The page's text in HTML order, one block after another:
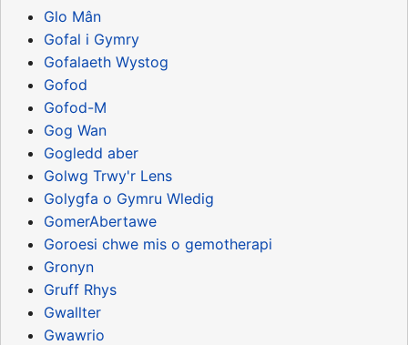
Glo Mân
Gofal i Gymry
Gofalaeth Wystog
Gofod
Gofod-M
Gog Wan
Gogledd aber
Golwg Trwy'r Lens
Golygfa o Gymru Wledig
GomerAbertawe
Goroesi chwe mis o gemotherapi
Gronyn
Gruff Rhys
Gwallter
Gwawrio